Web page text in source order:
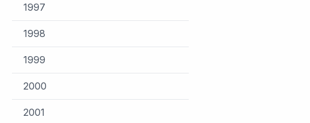
1997
1998
1999
2000
2001